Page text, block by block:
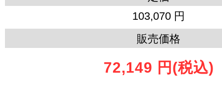
103,070 円
販売価格
72,149 円 (税込)